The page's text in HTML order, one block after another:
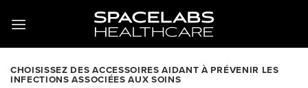
CHOISISSEZ DES ACCESSOIRES AIDANT À PRÉVENIR LES
INFECTIONS ASSOCIÉES AUX SOINS